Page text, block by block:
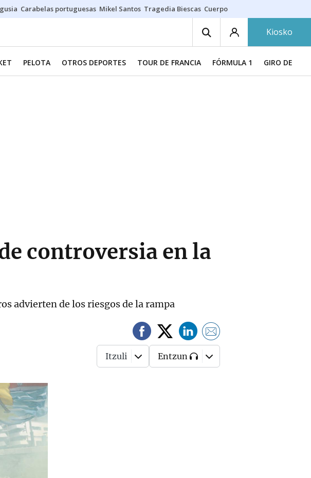
Carabelas portuguesas Mikel Santos Tragedia Biescas Cuerpo ría
Kiosko
PELOTA OTROS DEPORTES TOUR DE FRANCIA FÓRMULA 1 GIRO DE
controversia en la
advierten de los riesgos de la rampa
Itzuli Entzun